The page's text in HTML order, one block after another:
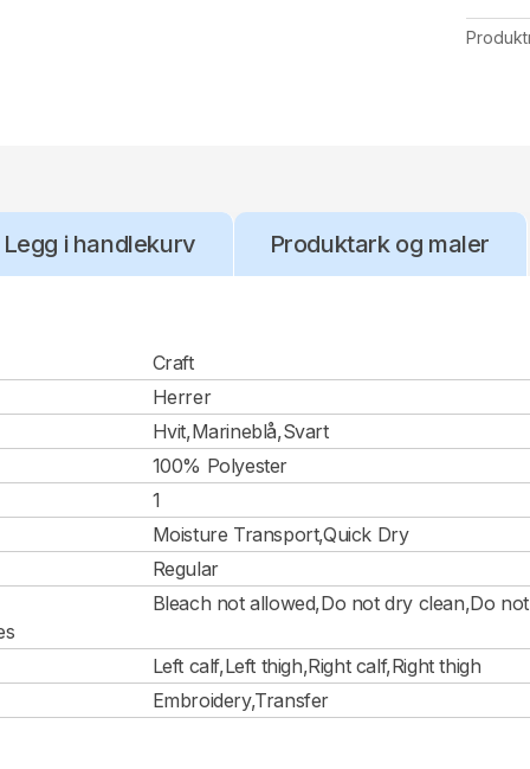
Legg i handlekurv Produktark og maler
Craft
Herrer
Hvit,Marineblå,Svart
100% Polyester
1
Moisture Transport,Quick Dry
Regular
Bleach not allowed,Do not dry clean,Do
Left calf,Left thigh,Right calf,Right thigh
Embroidery,Transfer